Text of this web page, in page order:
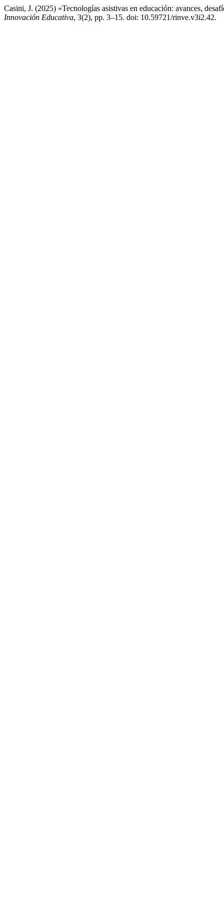
Casini, J. (2025) «Tecnologías asistivas en educación: avances,
Innovación Educativa, 3(2), pp. 3–15. doi: 10.59721/rinve.v3i2.42.